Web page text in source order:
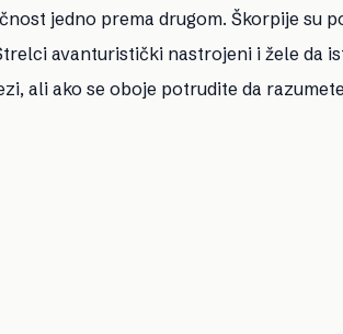
jedno prema drugom. Škorpije su
avanturistički nastrojeni i žele da
ali ako se oboje potrudite da